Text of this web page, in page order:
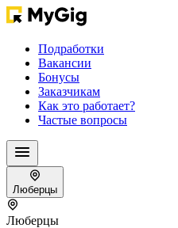
Подработки
Вакансии
Бонусы
Заказчикам
Как это работает?
Частые вопросы
Люберцы
Люберцы